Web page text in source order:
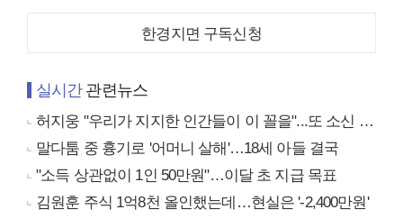
한경지면 구독신청
실시간관련뉴스
허지웅 "우리가 지지한 인간들이 이 꼴을"...또 소신 발언
말다툼 중 흉기로 '어머니 살해'…18세 아들 결국
"소득 상관없이 1인 50만원"…이달 초 지급 목표
김원훈 주식 1억8천 올인했는데…현실은 '-2,400만원'